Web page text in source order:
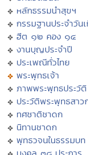
หลักธรรมนำสุขฯ
กรรมฐานประจำวัน
ฮีต ๑๒ คอง ๑๔
งานบุญประจำปี
ประเพณีทั่วไทย
พระพุทธเจ้า
ภาพพระพุทธประวัติ
ประวัติพระพุทธสาว
ทศชาติชาดก
นิทานชาดก
พุทธวจนในธรรมบท